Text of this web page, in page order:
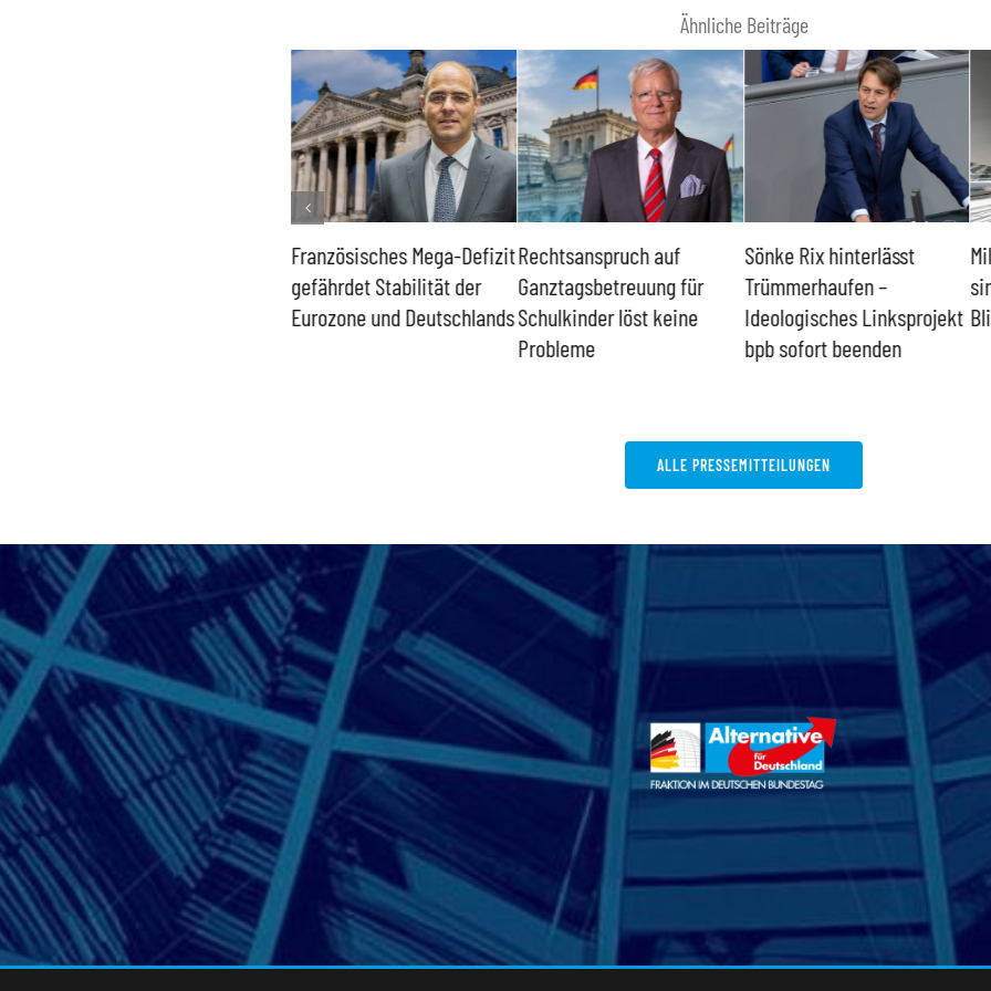
Ähnliche Beiträge
Französisches Mega-Defizit
gefährdet Stabilität der
Eurozone und Deutschlands
Rechtsanspruch auf
Ganztagsbetreuung für
Schulkinder löst keine
Probleme
Sönke Rix hinterlässt
Trümmerhaufen –
Ideologisches Linksprojekt
bpb sofort beenden
ALLE PRESSEMITTEILUNGEN